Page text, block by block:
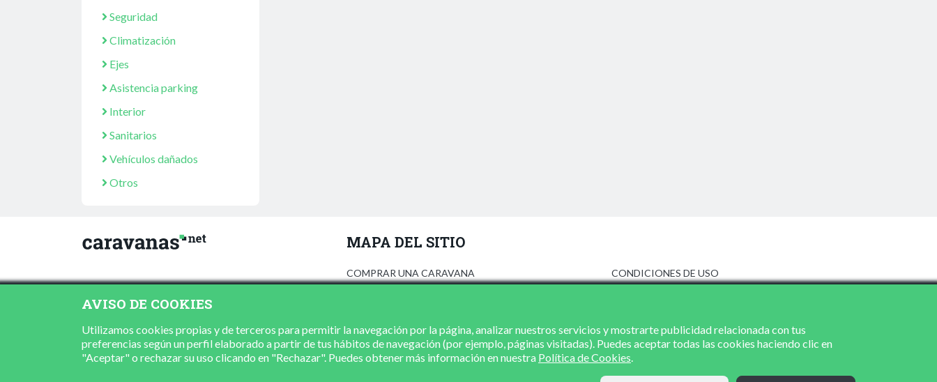
Seguridad
Climatización
Ejes
Asistencia parking
Interior
Sanitarios
Vehículos dañados
Otros
MAPA DEL SITIO
COMPRAR UNA CARAVANA
CONCESIONARIOS
CONTACTO
CONDICIONES DE USO
POLÍTICA DE COOKIES
AVISO DE COOKIES
Utilizamos cookies propias y de terceros para permitir la navegación por la página, analizar nuestros servicios y mostrarte publicidad relacionada con tus
preferencias según un perfil elaborado a partir de tus hábitos de navegación (por ejemplo, páginas visitadas). Puedes aceptar todas las cookies haciendo clic en
"Aceptar" o rechazar su uso clicando en "Rechazar". Puedes obtener más información en nuestra Política de Cookies.